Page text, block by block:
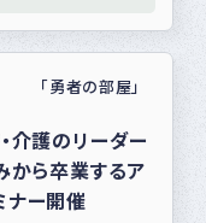
「勇者の部屋」
介護のリーダー
から卒業するア
ナー開催